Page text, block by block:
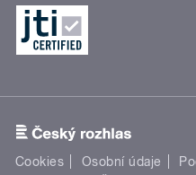
Cookies Osobní údaje